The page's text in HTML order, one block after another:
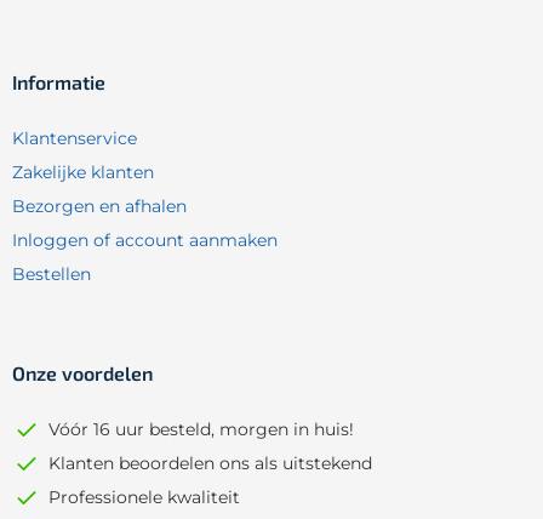
Informatie
Klantenservice
Zakelijke klanten
Bezorgen en afhalen
Inloggen of account aanmaken
Bestellen
Onze voordelen
Vóór 16 uur besteld, morgen in huis!
Klanten beoordelen ons als uitstekend
Professionele kwaliteit